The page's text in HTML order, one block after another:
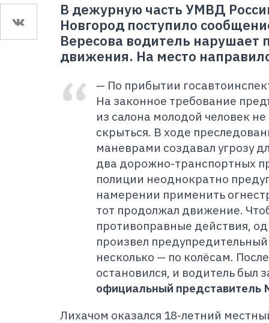
В дежурную часть УМВД
Новгород поступило
Вересова водитель нарушает
движения. На место
— По прибытии
На законное требование
из салона молодой человек
скрыться. В ходе
маневрами создавал угрозу
два дорожно-транспортных
полиции неоднократно
намерении применить
тот продолжал движение.
противоправные действия,
произвел
несколько — по колёсам.
остановился, и водитель был
официальный
Лихачом оказался 18-летний